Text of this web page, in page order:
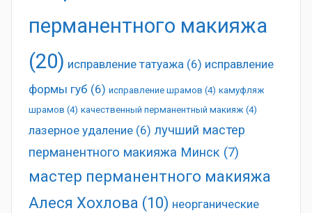
перманентного макияжа
(20) исправление татуажа (6) исправление
формы губ (6) исправление шрамов (4) камуфляж
шрамов (4) качественный перманентный макияж (4)
лазерное удаление (6) лучший мастер
перманентного макияжа Минск (7)
мастер перманентного макияжа
Алеся Хохлова (10) неорганические